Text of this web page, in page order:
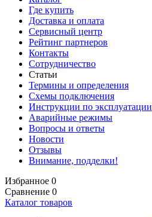
Где купить
Доставка и оплата
Сервисный центр
Рейтинг партнеров
Контакты
Сотрудничество
Статьи
Термины и определения
Схемы подключения
Инструкции по эксплуатации
Аварийные режимы
Вопросы и ответы
Новости
Отзывы
Внимание, подделки!
Избранное 0
Сравнение 0
Каталог товаров